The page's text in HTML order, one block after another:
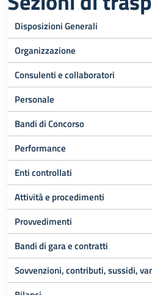
Disposizioni Generali
Organizzazione
Consulenti e collaboratori
Personale
Bandi di Concorso
Performance
Enti controllati
Attività e procedimenti
Provvedimenti
Bandi di gara e contratti
Sovvenzioni, contributi, sussidi,